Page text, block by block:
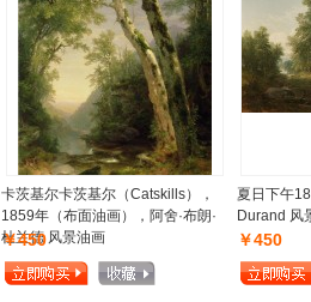
卡茨基尔卡茨基尔（Catskills），
1859年（布面油画），阿舍·布朗·
杜兰德 风景油画
￥450
夏日下午
Durand 风
￥450